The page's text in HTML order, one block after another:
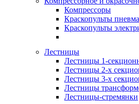
Компрессоры
Краскопульты
Краскопульты
Лестницы
Лестницы 1-
Лестницы 2-х
Лестницы 3-х
Лестницы
Лестницы-стремянки